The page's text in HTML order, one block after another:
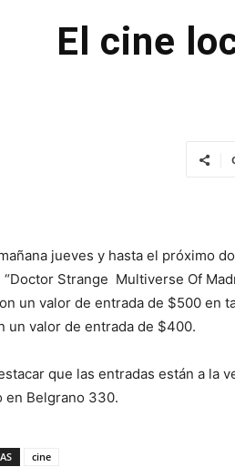
El cine
jueves y hasta el próximo
“Doctor Strange Multiverse Of
un valor de entrada de $500 en
un valor de entrada de $400.
que las entradas están a la
en Belgrano 330.
cine